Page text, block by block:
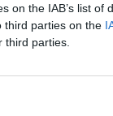
on the IAB’s list of
third parties on the
parties.